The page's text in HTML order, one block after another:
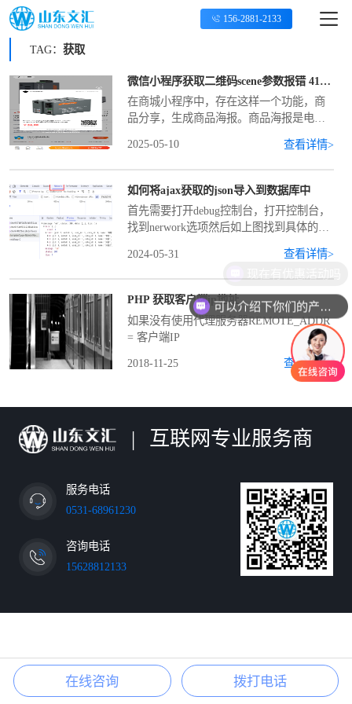
156-2881-2133
TAG： 获取
微信小程序获取二维码scene参数报错 41030：invalid page rid: xx-xx-xx
在商城小程序中，存在这样一个功能，商
品分享，生成商品海报。商品海报是电
具，通过图文结合的方式展示商品核心信
息，帮助用户快速了解商品价值并激发购
买或分享行为。在排查错
2025-05-10 查看详情>
如何将ajax获取的json导入到数据库中
首先需要打开debug控制台，打开控制台，
找到nerwork选项然后如上图找到具体的返
制台中自定义一个变量粘贴进去然后需要
编写一段insert语句注意
2024-05-31 查看详情>
PHP 获取客户端ip地址
如果没有使用代理服务器REMOTE_ADDR
= 客户端IP
2018-11-25 查看详情>
| 互联网专业服务商
服务电话
0531-68961230
咨询电话
15628812133
在线咨询 拨打电话